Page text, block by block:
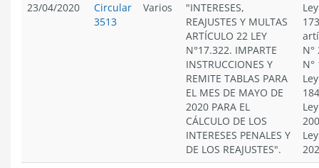
23/04/2020
Circular
3513
Varios
"INTERESES,
REAJUSTES Y MULTAS
ARTÍCULO 22 LEY
N°17.322. IMPARTE
INSTRUCCIONES Y
REMITE TABLAS PARA
EL MES DE MAYO DE
2020 PARA EL
CÁLCULO DE LOS
INTERESES PENALES Y
DE LOS REAJUSTES".
N°
N°